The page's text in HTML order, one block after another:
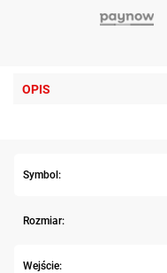
OPIS
Symbol:
Rozmiar:
Wejście: